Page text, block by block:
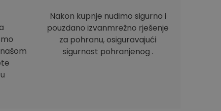
Nakon kupnje nudimo sigurno i
pouzdano izvanmrežno rješenje
za pohranu, osiguravajući
sigurnost pohranjenog .